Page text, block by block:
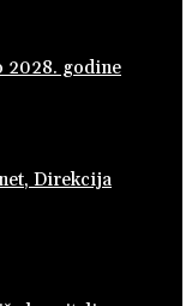
2028. godine
Direkcija